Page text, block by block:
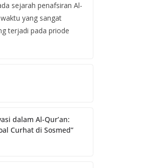
sejarah penafsiran Al-
yang sangat
terjadi pada priode
dalam Al-Qur’an:
Curhat di Sosmed”